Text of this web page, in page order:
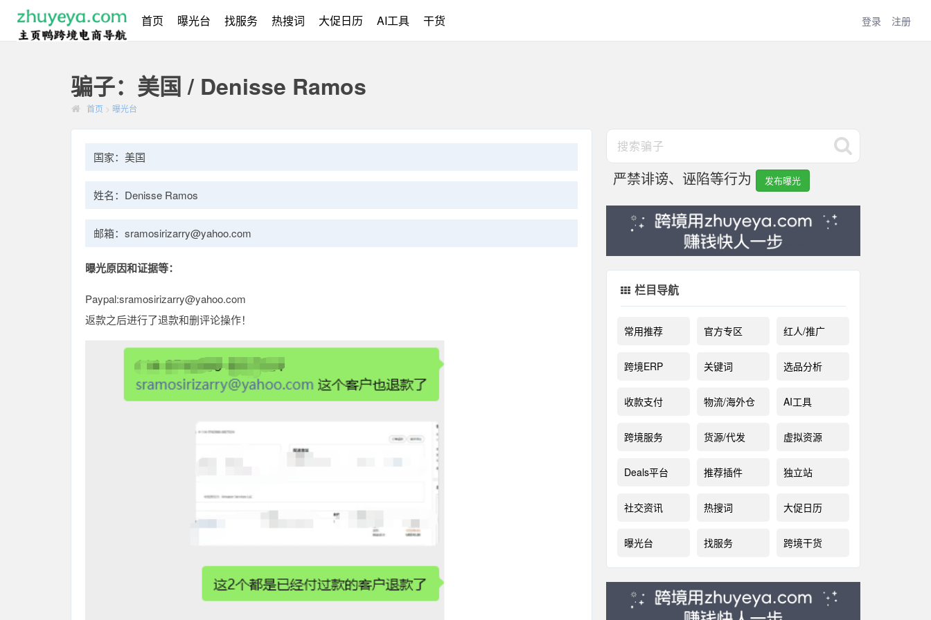
首页 曝光台 找服务 热搜词 大促日历 AI工具 干货 登录 注册
骗子：美国 / Denisse Ramos
首页 > 曝光台
国家：美国
姓名：Denisse Ramos
邮箱：sramosirizarry@yahoo.com
曝光原因和证据等：
Paypal:sramosirizarry@yahoo.com
返款之后进行了退款和删评论操作！
严禁诽谤、诬陷等行为 发布曝光
栏目导航
常用推荐 官方专区 红人/推广
跨境ERP 关键词 选品分析
收款支付 物流/海外仓 AI工具
跨境服务 货源/代发 虚拟资源
Deals平台 推荐插件 独立站
社交资讯 热搜词 大促日历
曝光台 找服务 跨境干货